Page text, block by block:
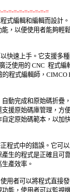
=-=-=-=-=-=-=-=-=
式編輯和編輯而設計
，以便使用者能夠輕
快速上手。它支援多
泛使用的 CNC  程式編
的程式編輯師，CIMCO
動完成和原始碼折疊
援原始碼庫管理，方
定原始碼範本，以加
程式中的錯誤。它可
生的程式是正確且可
產效率。
用者可以將程式直接
能，使用者可以監視